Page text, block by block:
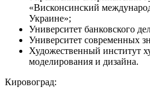
«Висконсинский
Украине»;
Университет банковского
Университет современных
Художественный институт
моделирования и дизайна.
Кировоград: